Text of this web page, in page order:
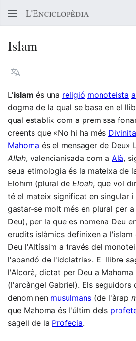
Islam
Llegir en un atre idioma
L'islam és una religió monoteista
dogma de la qual se basa en el
qual establix com a premissa
creents que «No hi ha més
Mahoma és el mensager de Deu»
Allah, valencianisada com a Alà,
seua etimologia és la mateixa de
Elohim (plural de Eloah, que vol
té el mateix significat en singular i
gastar-se molt més en plural per
Deu), per la que es nomena Deu
erudits islàmics definixen a l'islam
Deu l'Altíssim a través del
l'abandó de l'idolatria». El llibre
l'Alcorà, dictat per Deu a Mahoma
(l'arcàngel Gabriel). Els seguidors
denominen musulmans (de l'àrap
que Mahoma és l'últim dels
sagell de la Profecia.